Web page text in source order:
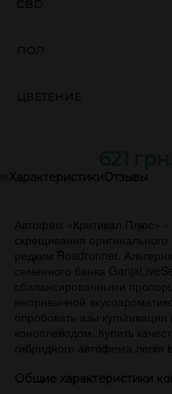
ХарактеристикиОтзывы
Автофем «Критикал Плюс» -
скрещивания
редким Roadrunner.
семенного банка
сбалансированными
непривычной
опробовать азы
коноплеводом. Купить
гибридного автофема легко
Общие характеристики